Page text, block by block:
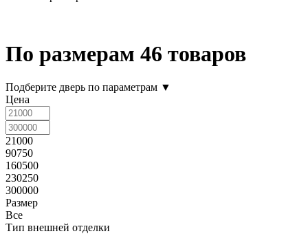
По размерам 46 товаров
Подберите дверь по параметрам ▼
Цена
21000
90750
160500
230250
300000
Размер
Все
Тип внешней отделки